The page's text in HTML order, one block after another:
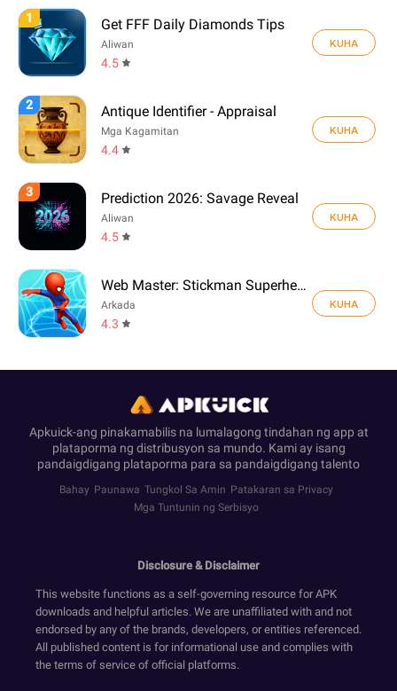
1 Get FFF Daily Diamonds Tips
Aliwan
4.5
KUHA
2 Antique Identifier - Appraisal
Mga Kagamitan
4.4
KUHA
3 Prediction 2026: Savage Reveal
Aliwan
4.5
KUHA
Web Master: Stickman Superhero
Arkada
4.3
KUHA
Apkuick-ang pinakamabilis na lumalagong tindahan ng app at
plataporma ng distribusyon sa mundo. Kami ay isang
pandaigdigang plataporma para sa pandaigdigang talento
Bahay Paunawa Tungkol Sa Amin Patakaran sa Privacy
Mga Tuntunin ng Serbisyo
Disclosure & Disclaimer
This website functions as a self-governing resource for APK
downloads and helpful articles. We are unaffiliated with and not
endorsed by any of the brands, developers, or entities referenced.
All published content is for informational use and complies with
the terms of service of official platforms.